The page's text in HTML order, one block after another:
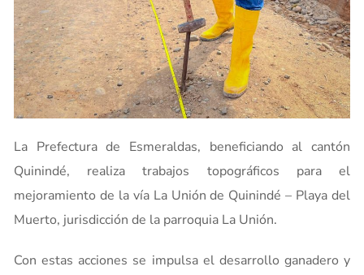
La Prefectura de Esmeraldas, beneficiando al cantón
Quinindé, realiza trabajos topográficos para el
mejoramiento de la vía La Unión de Quinindé – Playa del
Muerto, jurisdicción de la parroquia La Unión.
Con estas acciones se impulsa el desarrollo ganadero y